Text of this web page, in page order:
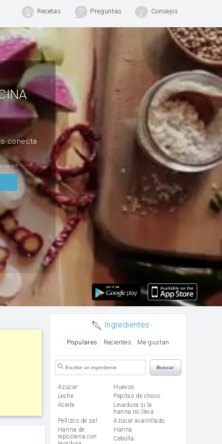
Recetas Preguntas Consejos
conecta
nuevo?
Ingredientes
Populares Recientes Me gustan
Buscar
Azúcar
huevos
leche
Pepitas de choco
aceite
Levadura si la
harina no lleva
Pellizco de sal
Azúcar avainillado
Harina de
reposteria con
harina
cebolla